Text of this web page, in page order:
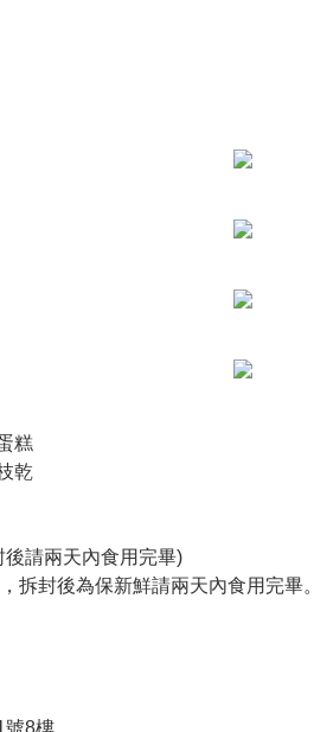
糕
乾
請兩天內食用完畢)
拆封後為保新鮮請兩天內食用完畢。
號8樓